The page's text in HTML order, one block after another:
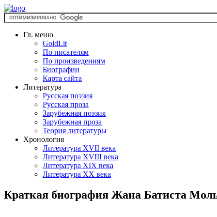
Гл. меню
GoldLit
По писателям
По произведениям
Биографии
Карта сайта
Литература
Русская поэзия
Русская проза
Зарубежная поэзия
Зарубежная проза
Теория литературы
Хронология
Литература XVII века
Литература XVIII века
Литература XIX века
Литература XX века
Краткая биография Жана Батиста